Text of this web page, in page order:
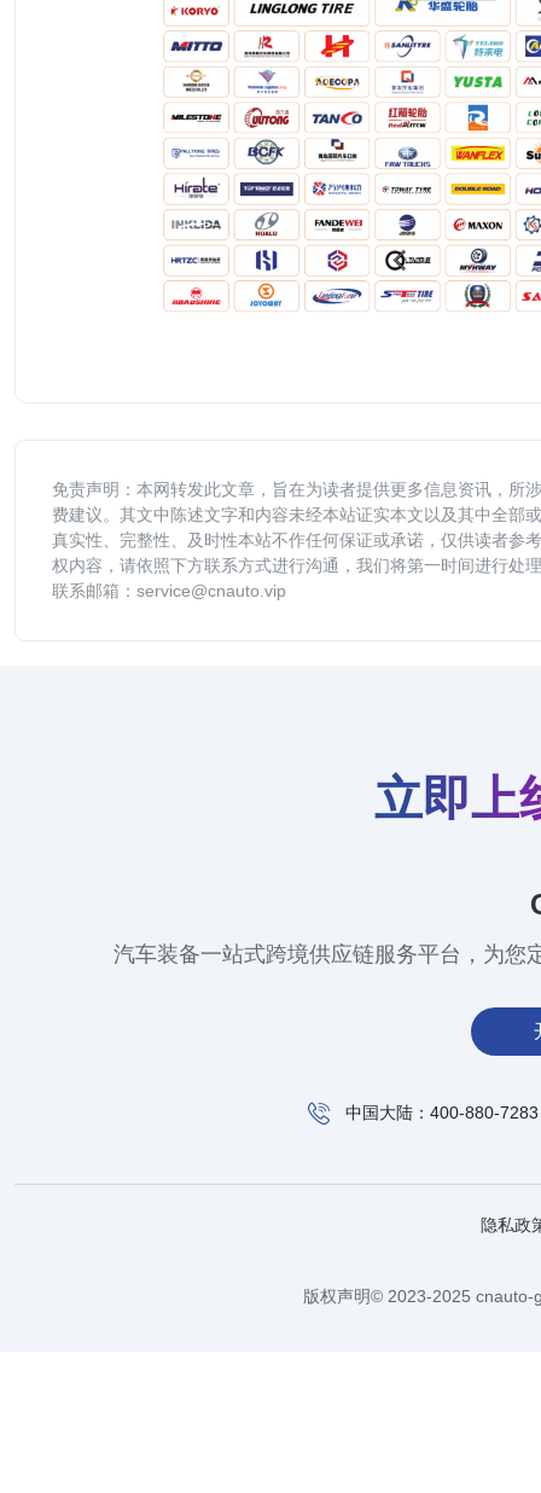
免责声明：本网转发此文章，旨在为读者提供更多信息资讯，所
费建议。其文中陈述文字和内容未经本站证实本文以及其中全部
真实性、完整性、及时性本站不作任何保证或承诺，仅供读者参
权内容，请依照下方联系方式进行沟通，我们将第一时间进行处
联系邮箱：service@cnauto.vip
立即上
汽车装备一站式跨境供应链服务平台，为您
中国大陆：400-880-7283
隐私政
版权声明© 2023-2025